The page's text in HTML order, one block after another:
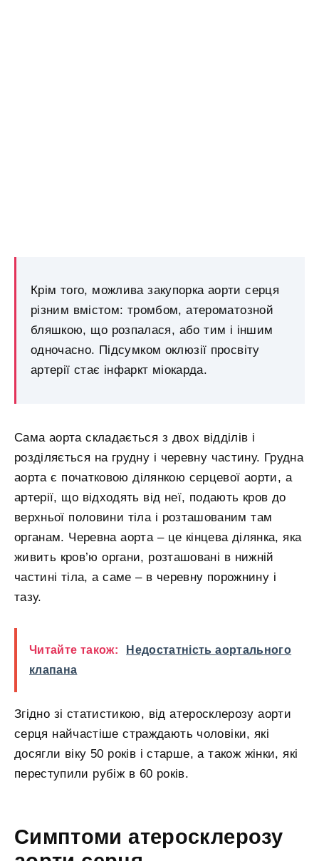
Крім того, можлива закупорка аорти серця
різним вмістом: тромбом, атероматозной
бляшкою, що розпалася, або тим і іншим
одночасно. Підсумком оклюзії просвіту
артерії стає інфаркт міокарда.
Сама аорта складається з двох відділів і
розділяється на грудну і черевну частину. Грудна
аорта є початковою ділянкою серцевої аорти, а
артерії, що відходять від неї, подають кров до
верхньої половини тіла і розташованим там
органам. Черевна аорта – це кінцева ділянка, яка
живить кров’ю органи, розташовані в нижній
частині тіла, а саме – в черевну порожнину і
тазу.
Читайте також:
Недостатність аортального
клапана
Згідно зі статистикою, від атеросклерозу аорти
серця найчастіше страждають чоловіки, які
досягли віку 50 років і старше, а також жінки, які
переступили рубіж в 60 років.
Симптоми атеросклерозу